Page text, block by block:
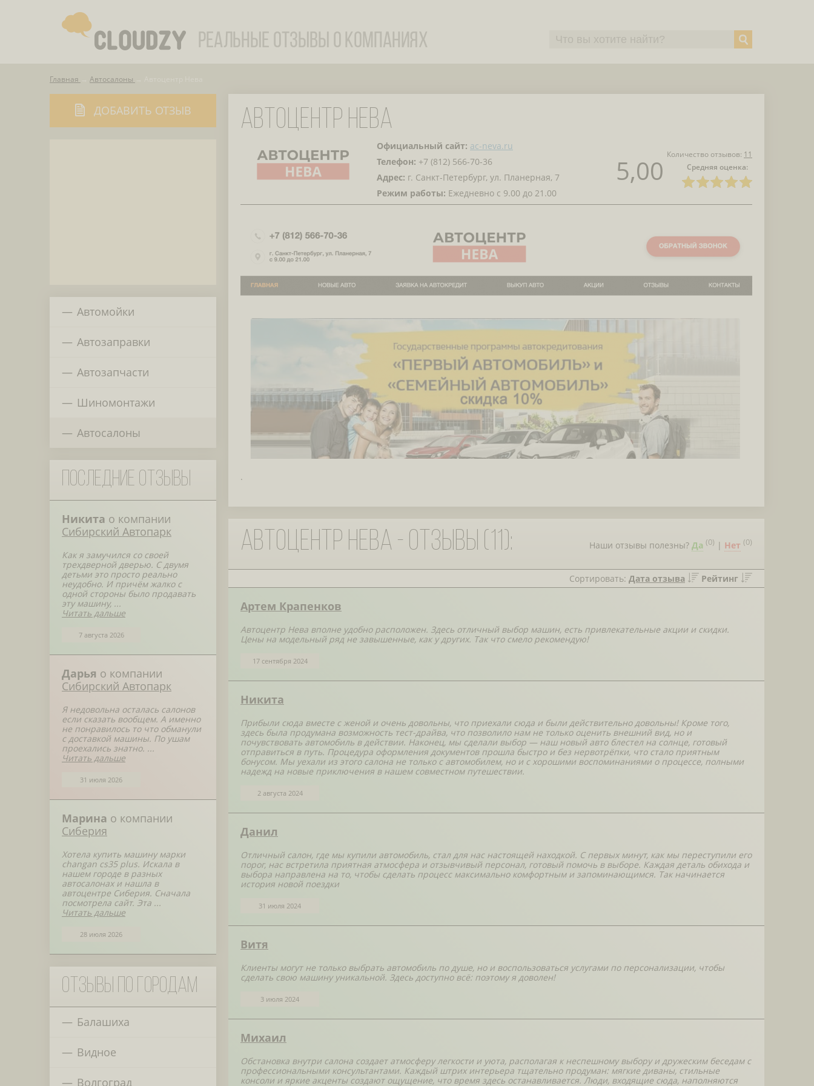
Главная Автосалоны
ДОБАВИТЬ ОТЗЫВ
Автомойки
Автозаправки
Автозапчасти
Шиномонтажи
Автосалоны
Последние отзывы
Никита о компании
Сибирский Автопарк
Как я замучился со своей
трехдверной дверью. С двумя
детьми это просто реально
неудобно. И причём жалко с
одной стороны было продавать
эту машину, ...
Читать дальше
7 августа 2026
Дарья о компании
Сибирский Автопарк
Я недовольна осталась салонов
если сказать вообщем. А именно
не понравилось то что обманули
с доставкой машины. По ушам
проехались знатно. ...
Читать дальше
31 июля 2026
Марина о компании
Сиберия
Хотела купить машину марки
changan cs35 plus. Искала в
нашем городе в разных
автосалонах и нашла в
автоцентре Сиберия. Сначала
посмотрела сайт. Эта ...
Читать дальше
28 июля 2026
Отзывы по городам
Балашиха
Видное
Волгоград
АВТОЦЕНТР НЕВА
Количество отзывов: 11
Средняя оценка:
5,00
Официальный сайт: ac-neva.ru
Телефон: +7 (812) 566-70-36
Адрес: г. Санкт-Петербург, ул. Планерная, 7
Режим работы: Ежедневно с 9.00 до 21.00
.
Автоцентр Нева - отзывы (11): Наши отзывы полезны? Да (0) | Нет (0)
Сортировать: Дата отзыва Рейтинг
Артем Крапенков
Автоцентр Нева вполне удобно расположен. Здесь отличный выбор машин, есть привлекательные акции и скидки.
Цены на модельный ряд не завышенные, как у других. Так что смело рекомендую!
17 сентября 2024
Никита
Прибыли сюда вместе с женой и очень довольны, что приехали сюда и были действительно довольны! Кроме того,
здесь была продумана возможность тест-драйва, что позволило нам не только оценить внешний вид, но и
почувствовать автомобиль в действии. Наконец, мы сделали выбор — наш новый авто блестел на солнце, готовый
отправиться в путь. Процедура оформления документов прошла быстро и без нервотрёпки, что стало приятным
бонусом. Мы уехали из этого салона не только с автомобилем, но и с хорошими воспоминаниями о процессе, полными
надежд на новые приключения в нашем совместном путешествии.
2 августа 2024
Данил
Отличный салон, где мы купили автомобиль, стал для нас настоящей находкой. С первых минут, как мы переступили его
порог, нас встретила приятная атмосфера и отзывчивый персонал, готовый помочь в выборе. Каждая деталь обихода и
выбора направлена на то, чтобы сделать процесс максимально комфортным и запоминающимся. Так начинается
история новой поездки
31 июля 2024
Витя
Клиенты могут не только выбрать автомобиль по душе, но и воспользоваться услугами по персонализации, чтобы
сделать свою машину уникальной. Здесь доступно всё: поэтому я доволен!
3 июля 2024
Михаил
Обстановка внутри салона создает атмосферу легкости и уюта, располагая к неспешному выбору и дружеским беседам с
профессиональными консультантами. Каждый штрих интерьера тщательно продуман: мягкие диваны, стильные
консоли и яркие акценты создают ощущение, что время здесь останавливается. Люди, входящие сюда, наполняются